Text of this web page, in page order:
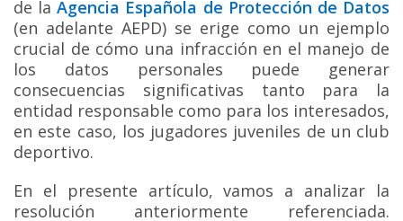
de laAgencia Española de Protección de Datos
(en adelante AEPD) se erige como un ejemplo
crucial de cómo una infracción en el manejo de
los datos personales puede generar
consecuencias significativas tanto para la
entidad responsable como para los interesados,
en este caso, los jugadores juveniles de un club
deportivo.
En el presente artículo, vamos a analizar la
resolución anteriormente referenciada.